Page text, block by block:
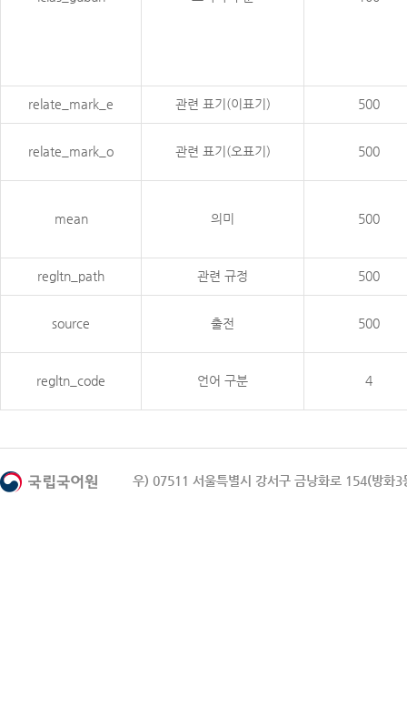
relate_mark_e 관련 표기(이표기) 500
relate_mark_o 관련 표기(오표기) 500
mean 의미 500
regltn_path 관련 규정 500
source 출전 500
regltn_code 언어 구분 4
우) 07511 서울특별시 강서구 금낭화로 154(방화3